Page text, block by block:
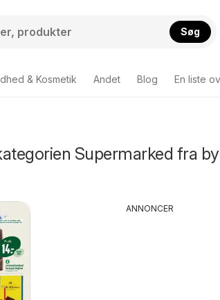
Søg
& Kosmetik Andet Blog En liste
Supermarked fra
ANNONCER